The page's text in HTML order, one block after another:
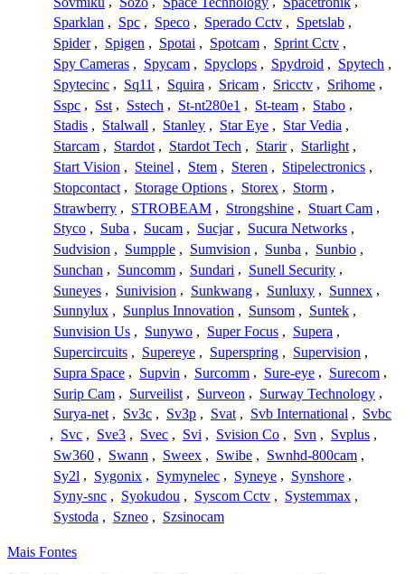
Sparklan , Spc , Speco , Sperado Cctv , Spetslab ,
Spider , Spigen , Spotai , Spotcam , Sprint Cctv ,
Spy Cameras , Spycam , Spyclops , Spydroid , Spytech ,
Spytecinc , Sq11 , Squira , Sricam , Sricctv , Srihome ,
Sspc , Sst , Sstech , St-nt280e1 , St-team , Stabo ,
Stadis , Stalwall , Stanley , Star Eye , Star Vedia ,
Starcam , Stardot , Stardot Tech , Starir , Starlight ,
Start Vision , Steinel , Stem , Steren , Stipelectronics ,
Stopcontact , Storage Options , Storex , Storm ,
Strawberry , STROBEAM , Strongshine , Stuart Cam ,
Styco , Suba , Sucam , Sucjar , Sucura Networks ,
Sudvision , Sumpple , Sumvision , Sunba , Sunbio ,
Sunchan , Suncomm , Sundari , Sunell Security ,
Suneyes , Sunivision , Sunkwang , Sunluxy , Sunnex ,
Sunnylux , Sunplus Innovation , Sunsom , Suntek ,
Sunvision Us , Sunywo , Super Focus , Supera ,
Supercircuits , Supereye , Superspring , Supervision ,
Supra Space , Supvin , Surcomm , Sure-eye , Surecom ,
Surip Cam , Surveilist , Surveon , Surway Technology ,
Surya-net , Sv3c , Sv3p , Svat , Svb International , Svbc
, Svc , Sve3 , Svec , Svi , Svision Co , Svn , Svplus ,
Sw360 , Swann , Sweex , Swibe , Swnhd-800cam ,
Sy2l , Sygonix , Symynelec , Syneye , Synshore ,
Syny-snc , Syokudou , Syscom Cctv , Systemmax ,
Systoda , Szneo , Szsinocam
Mais Fontes